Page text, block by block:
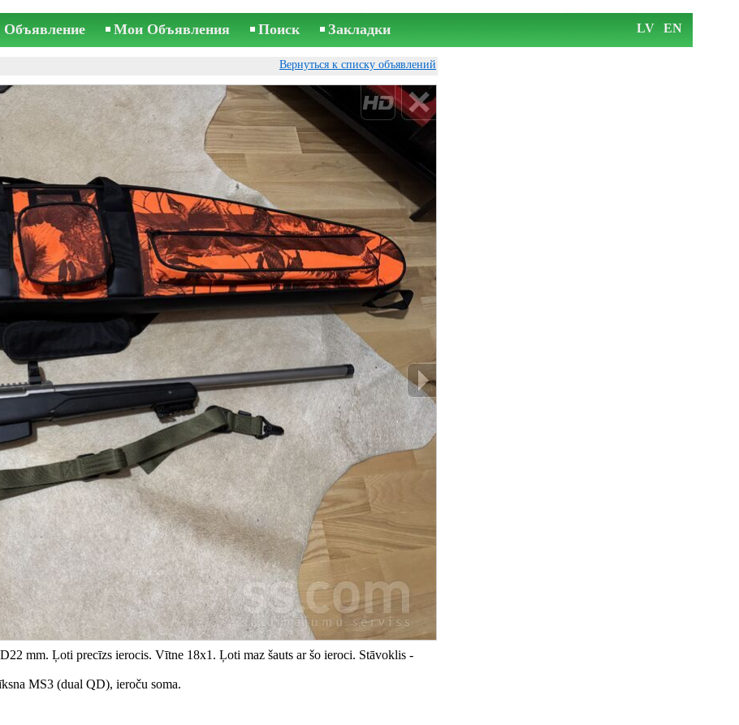
Объявление Мои Объявления Поиск Закладки LV EN
Вернуться к списку объявлений
mm. Ļoti precīzs ierocis. Vītne 18x1. Ļoti maz šauts ar šo ieroci. Stāvoklis -
MS3 (dual QD), ieroču soma.